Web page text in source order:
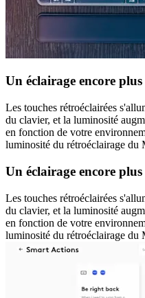
Un éclairage encore
Les touches rétroéclairées
du clavier, et la luminosité
en fonction de votre
luminosité du rétroéclairage
Un éclairage encore
Les touches rétroéclairées
du clavier, et la luminosité
en fonction de votre
luminosité du rétroéclairage